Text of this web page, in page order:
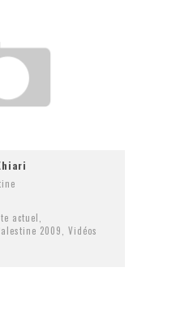
actuel,
2009, Vidéos